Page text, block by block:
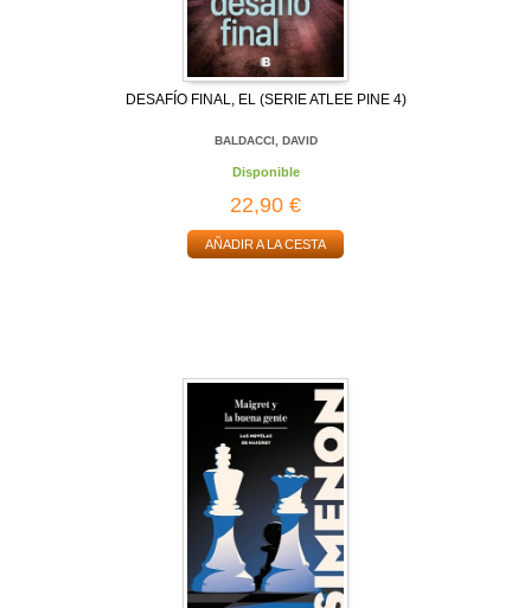
DESAFÍO FINAL, EL (SERIE ATLEE PINE 4)
BALDACCI, DAVID
Disponible
22,90 €
AÑADIR A LA CESTA